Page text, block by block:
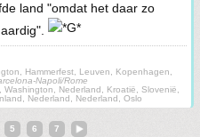
land "omdat het daar zo
Hammerfest, Leuven, Kopenhagen,
Napoli/Rome
Nederland, Kroatië, Slovenië,
Nederland, Nederland, Oslo
5 6 7